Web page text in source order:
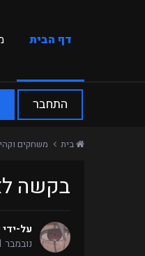
דף הבית
התחבר
בית משחקים
בקשה
על-ידי
נובמבר 1, 2019